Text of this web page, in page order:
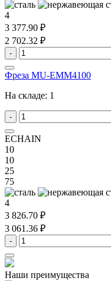
4
3 377.90 ₽
2 702.32 ₽
-
Фреза MU-EMM4100
На складе: 1
-
ECHAIN
10
10
25
75
4
3 826.70 ₽
3 061.36 ₽
-
Наши преимущества